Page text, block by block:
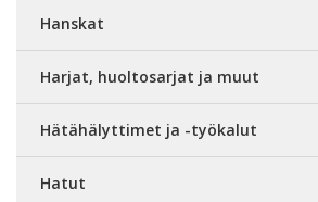
Hanskat
Harjat, huoltosarjat ja muut
Hätähälyttimet ja -työkalut
Hatut